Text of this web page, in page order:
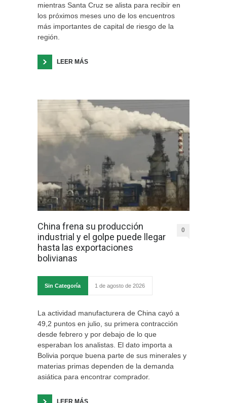
mientras Santa Cruz se alista para recibir en
los próximos meses uno de los encuentros
más importantes de capital de riesgo de la
región.
LEER MÁS
China frena su producción
industrial y el golpe puede llegar
hasta las exportaciones
bolivianas
0
Sin Categoría 1 de agosto de 2026
La actividad manufacturera de China cayó a
49,2 puntos en julio, su primera contracción
desde febrero y por debajo de lo que
esperaban los analistas. El dato importa a
Bolivia porque buena parte de sus minerales y
materias primas dependen de la demanda
asiática para encontrar comprador.
LEER MÁS